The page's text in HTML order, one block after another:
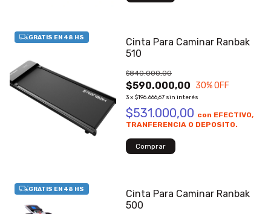
Cinta Para Caminar Ranbak
510
$590.000,00
$840.000,00
30% OFF
3x $196.666,67 sin interés
$531.000,00 con EFECTIVO,
TRANFERENCIA O DEPOSITO.
Cinta Para Caminar Ranbak
500